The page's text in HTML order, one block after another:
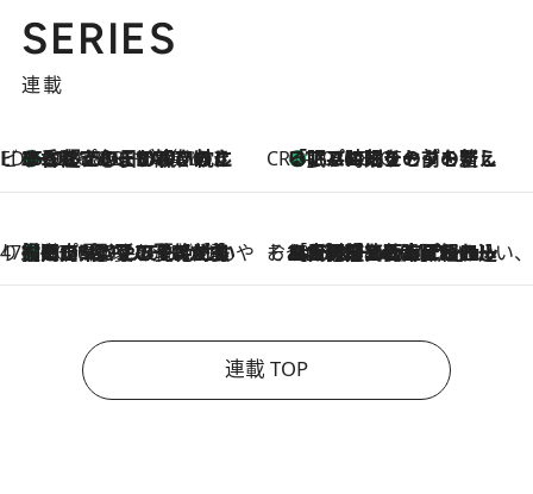
SERIES
連載
ビューティいいもの集め EDITORS' BEST
2026.8.10
35℃超えの日の夜、枕にひと吹き！ BAUMのルームスプレーが、ひのきの香りで心まで解きほぐす CREA'S CHOICE
2026.8.10
「眠る時刻をセットする」——眠りの前を整える、バルミューダの新しいアプローチ
47都道府県の手みやげ ひんやりスイーツで夏を満喫
2026.8.10
【岡山県】この夏絶対食べたい 冷やしておいしいおやつ3選 フルーツが主役のプリンやアイスが勢揃い そおだよおこの関西おいしい、おやつ紀行
2026.8.9
［大阪府箕面市］一皿一皿目の前で仕上げられる、料理を巧みに組み込んだアシェットデセールコース「ミチル アシェット デセール（Michiru assiette dessert）」
連載 TOP